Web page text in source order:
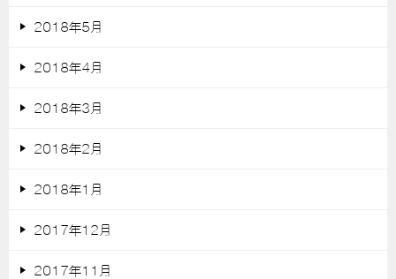
2018年5月
2018年4月
2018年3月
2018年2月
2018年1月
2017年12月
2017年11月